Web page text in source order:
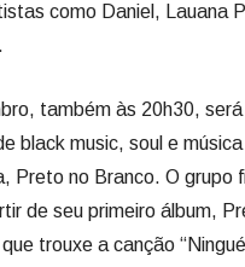
como Daniel, Lauana
também às 20h30,
black music, soul e
Preto no Branco. O grupo
de seu primeiro álbum,
trouxe a canção